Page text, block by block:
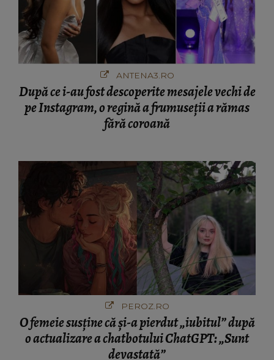
ANTENA3.RO
După ce i-au fost descoperite mesajele vechi de
pe Instagram, o regină a frumuseții a rămas
fără coroană
PEROZ.RO
O femeie susține că și-a pierdut „iubitul” după
o actualizare a chatbotului ChatGPT: „Sunt
devastată”